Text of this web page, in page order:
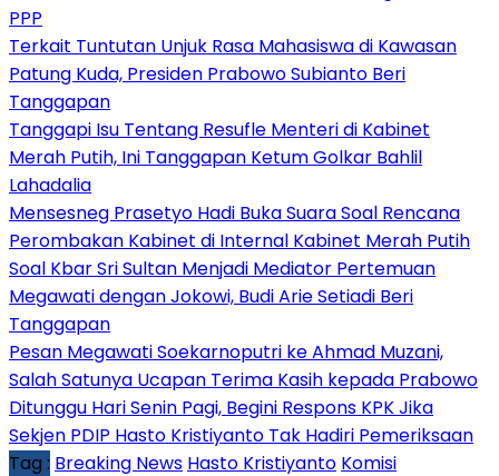
PPP
Terkait Tuntutan Unjuk Rasa Mahasiswa di Kawasan
Patung Kuda, Presiden Prabowo Subianto Beri
Tanggapan
Tanggapi Isu Tentang Resufle Menteri di Kabinet
Merah Putih, Ini Tanggapan Ketum Golkar Bahlil
Lahadalia
Mensesneg Prasetyo Hadi Buka Suara Soal Rencana
Perombakan Kabinet di Internal Kabinet Merah Putih
Soal Kbar Sri Sultan Menjadi Mediator Pertemuan
Megawati dengan Jokowi, Budi Arie Setiadi Beri
Tanggapan
Pesan Megawati Soekarnoputri ke Ahmad Muzani,
Salah Satunya Ucapan Terima Kasih kepada Prabowo
Ditunggu Hari Senin Pagi, Begini Respons KPK Jika
Sekjen PDIP Hasto Kristiyanto Tak Hadiri Pemeriksaan
Tag : Breaking News Hasto Kristiyanto Komisi